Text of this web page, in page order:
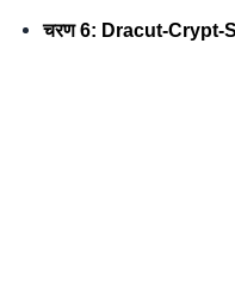
चरण 6: Dracut-Crypt-